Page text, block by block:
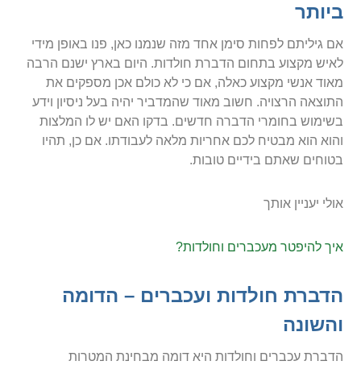
ביותר
אם גיליתם לפחות סימן אחד מזה שנמנו כאן, פנו באופן מידי
לאיש מקצוע בתחום הדברת חולדות. היום בארץ ישנם הרבה
מאוד אנשי מקצוע כאלה, אם כי לא כולם אכן מספקים את
התוצאה הרצויה. חשוב מאוד שהמדביר יהיה בעל ניסיון וידע
בשימוש בחומרי הדברה חדשים. בדקו האם יש לו המלצות
והוא הוא מבטיח לכם אחריות מלאה לעבודתו. אם כן, תהיו
בטוחים שאתם בידיים טובות.
אולי יעניין אותך
איך להיפטר מעכברים וחולדות?
הדברת חולדות ועכברים – הדומה
והשונה
הדברת עכברים וחולדות היא דומה מבחינת המטרות